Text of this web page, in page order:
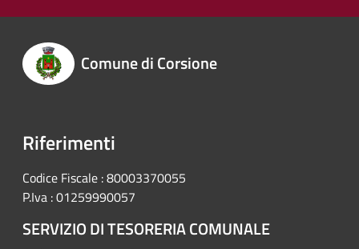
Comune di Corsione
Riferimenti
Codice Fiscale : 80003370055
P.Iva : 01259990057
SERVIZIO DI TESORERIA COMUNALE